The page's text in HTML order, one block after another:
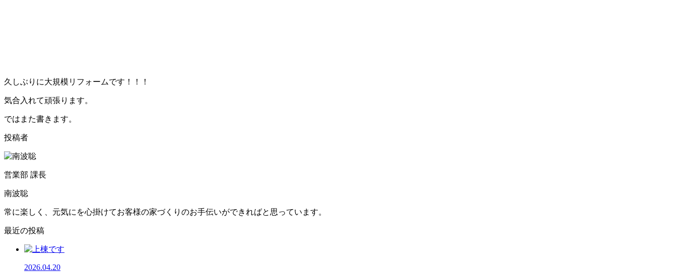
久しぶりに大規模リフォームです！！！
気合入れて頑張ります。
ではまた書きます。
投稿者
営業部 課長
南波聡
常に楽しく、元気にを心掛けてお客様の家づくりのお手伝いができればと思っています。
最近の投稿
2026.04.20